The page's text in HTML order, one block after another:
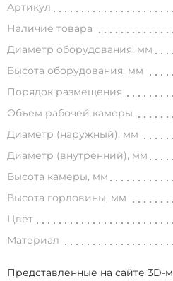
Артикул
Наличие товара
Диаметр оборудования, мм
Высота оборудования, мм
Порядок размещения
Объем рабочей камеры
Диаметр (наружный), мм
Диаметр (внутренний), мм
Высота камеры, мм
Высота горловины, мм
Цвет
Материал
Представленные на сайте